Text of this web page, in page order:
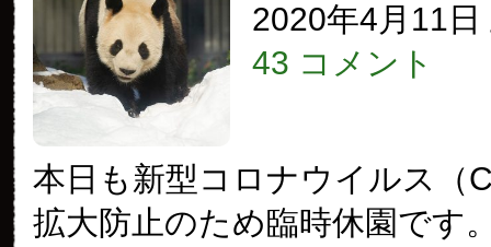
2020年4月11日
43 コメント
本日も新型コロナウイルス（
拡大防止のため臨時休園です